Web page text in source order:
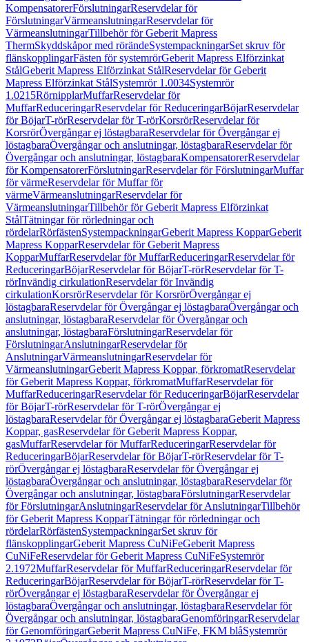
KompensatorerFörslutningarReservdelar för
FörslutningarVärmeanslutningarReservdelar för
VärmeanslutningarTillbehör för Geberit Mapress
ThermSkyddskåpor med rörändeSystempackningarSet skruv för
flänskopplingarFästen för systemrörGeberit Mapress Elförzinkat
StålGeberit Mapress Elförzinkat StålReservdelar för Geberit
Mapress Elförzinkat StålSystemrör 1.0034Systemrör
1.0215RörnipplarMuffarReservdelar för
MuffarReduceringarReservdelar för ReduceringarBöjarReservdelar
för BöjarT-rörReservdelar för T-rörKorsrörReservdelar för
KorsrörÖvergångar ej löstagbaraReservdelar för Övergångar ej
löstagbaraÖvergångar och anslutningar, löstagbaraReservdelar för
Övergångar och anslutningar, löstagbaraKompensatorerReservdelar
för KompensatorerFörslutningarReservdelar för FörslutningarMuffar
för värmeReservdelar för Muffar för
värmeVärmeanslutningarReservdelar för
VärmeanslutningarTillbehör för Geberit Mapress Elförzinkat
StålTätningar för rörledningar och
rördelarRörfästenSystempackningarGeberit Mapress KopparGeberit
Mapress KopparReservdelar för Geberit Mapress
KopparMuffarReservdelar för MuffarReduceringarReservdelar för
ReduceringarBöjarReservdelar för BöjarT-rörReservdelar för T-
rörInvändig cirkulationReservdelar för Invändig
cirkulationKorsrörReservdelar för KorsrörÖvergångar ej
löstagbaraReservdelar för Övergångar ej löstagbaraÖvergångar och
anslutningar, löstagbaraReservdelar för Övergångar och
anslutningar, löstagbaraFörslutningarReservdelar för
FörslutningarAnslutningarReservdelar för
AnslutningarVärmeanslutningarReservdelar för
VärmeanslutningarGeberit Mapress Koppar, förkromatReservdelar
för Geberit Mapress Koppar, förkromatMuffarReservdelar för
MuffarReduceringarReservdelar för ReduceringarBöjarReservdelar
för BöjarT-rörReservdelar för T-rörÖvergångar ej
löstagbaraReservdelar för Övergångar ej löstagbaraGeberit Mapress
Koppar, gasReservdelar för Geberit Mapress Koppar,
gasMuffarReservdelar för MuffarReduceringarReservdelar för
ReduceringarBöjarReservdelar för BöjarT-rörReservdelar för T-
rörÖvergångar ej löstagbaraReservdelar för Övergångar ej
löstagbaraÖvergångar och anslutningar, löstagbaraReservdelar för
Övergångar och anslutningar, löstagbaraFörslutningarReservdelar
för FörslutningarAnslutningarReservdelar för AnslutningarTillbehör
för Geberit Mapress KopparTätningar för rörledningar och
rördelarRörfästenSystempackningarSet skruv för
flänskopplingarGeberit Mapress CuNiFeGeberit Mapress
CuNiFeReservdelar för Geberit Mapress CuNiFeSystemrör
2.1972MuffarReservdelar för MuffarReduceringarReservdelar för
ReduceringarBöjarReservdelar för BöjarT-rörReservdelar för T-
rörÖvergångar ej löstagbaraReservdelar för Övergångar ej
löstagbaraÖvergångar och anslutningar, löstagbaraReservdelar för
Övergångar och anslutningar, löstagbaraGenomföringarReservdelar
för GenomföringarGeberit Mapress CuNiFe, FKM blåSystemrör